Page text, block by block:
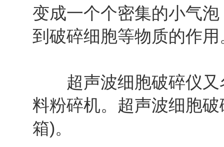
变成一个个密集的小气
到破碎细胞等物质的作用
超声波细胞破碎仪又
料粉碎机。超声波细胞
箱)。